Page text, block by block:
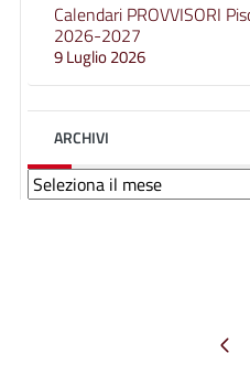
Calendari PROVVISORI
2026-2027
9 Luglio 2026
ARCHIVI
Archivi
Pagina